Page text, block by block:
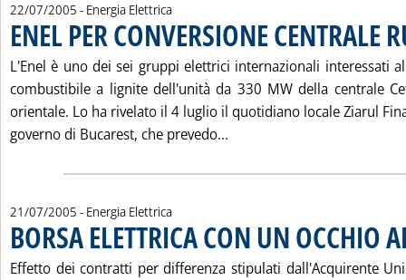
22/07/2005 - Energia Elettrica
ENEL PER CONVERSIONE CENTRALE
L'Enel è uno dei sei gruppi elettrici internazionali interessati
combustibile a lignite dell'unità da 330 MW della centrale
orientale. Lo ha rivelato il 4 luglio il quotidiano locale Ziarul
governo di Bucarest, che prevedo...
21/07/2005 - Energia Elettrica
BORSA ELETTRICA CON UN OCCHIO
Effetto dei contratti per differenza stipulati dall'Acquirente